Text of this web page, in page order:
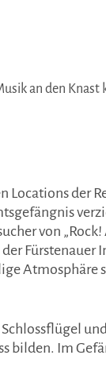
an den Knast
Locations der
von
bilden. Im